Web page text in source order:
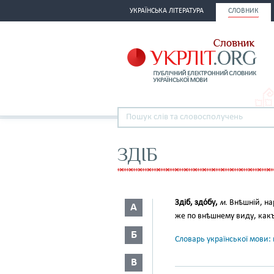
УКРАЇНСЬКА ЛІТЕРАТУРА СЛОВНИК
ЗДІБ
А
Б
В
Здіб, здо́бу, м. Внѣшній,
же по внѣшнему виду,
Словарь української